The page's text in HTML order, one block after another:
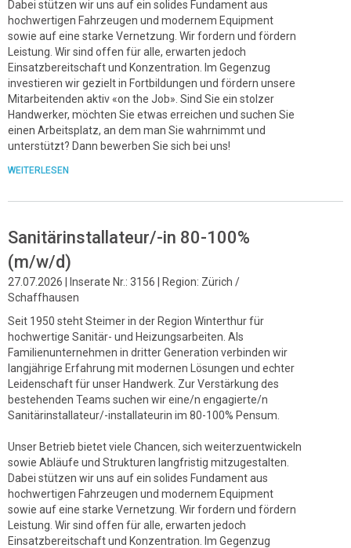
Dabei stützen wir uns auf ein solides Fundament aus
hochwertigen Fahrzeugen und modernem Equipment
sowie auf eine starke Vernetzung. Wir fordern und fördern
Leistung. Wir sind offen für alle, erwarten jedoch
Einsatzbereitschaft und Konzentration. Im Gegenzug
investieren wir gezielt in Fortbildungen und fördern unsere
Mitarbeitenden aktiv «on the Job». Sind Sie ein stolzer
Handwerker, möchten Sie etwas erreichen und suchen Sie
einen Arbeitsplatz, an dem man Sie wahrnimmt und
unterstützt? Dann bewerben Sie sich bei uns!
WEITERLESEN
Sanitärinstallateur/-in 80-100%
(m/w/d)
27.07.2026 | Inserate Nr.: 3156 | Region: Zürich /
Schaffhausen
Seit 1950 steht Steimer in der Region Winterthur für
hochwertige Sanitär- und Heizungsarbeiten. Als
Familienunternehmen in dritter Generation verbinden wir
langjährige Erfahrung mit modernen Lösungen und echter
Leidenschaft für unser Handwerk. Zur Verstärkung des
bestehenden Teams suchen wir eine/n engagierte/n
Sanitärinstallateur/-installateurin im 80-100% Pensum.
Unser Betrieb bietet viele Chancen, sich weiterzuentwickeln
sowie Abläufe und Strukturen langfristig mitzugestalten.
Dabei stützen wir uns auf ein solides Fundament aus
hochwertigen Fahrzeugen und modernem Equipment
sowie auf eine starke Vernetzung. Wir fordern und fördern
Leistung. Wir sind offen für alle, erwarten jedoch
Einsatzbereitschaft und Konzentration. Im Gegenzug